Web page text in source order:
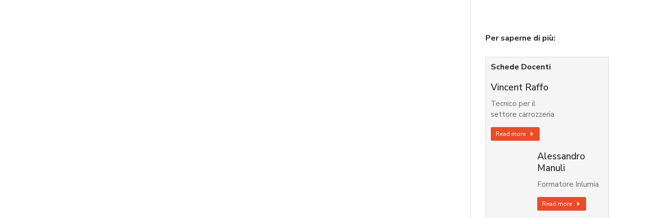
Per saperne di più:
Schede Docenti
Vincent Raffo
Tecnico per il
settore carrozzeria
Read more
Alessandro
Manuli
Formatore Inlumia
Read more